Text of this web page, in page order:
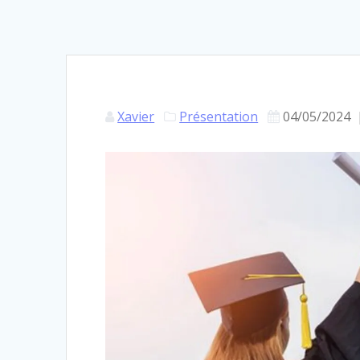
Xavier Présentation 04/05/2024